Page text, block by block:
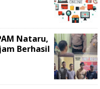
Nataru,
Berhasil